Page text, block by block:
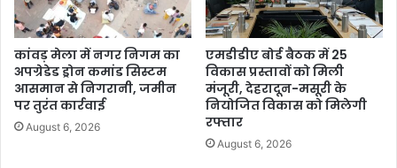
कांवड़ मेला में नगर निगम का
अपग्रेडेड ड्रोन कमांड सिस्टम
आसमान से निगरानी, जमीन
पर तुरंत कार्रवाई
August 6, 2026
एमडीडीए बोर्ड बैठक में 25
विकास प्रस्तावों को मिली
मंजूरी, देहरादून-मसूरी के
नियोजित विकास को मिलेगी
रफ्तार
August 6, 2026